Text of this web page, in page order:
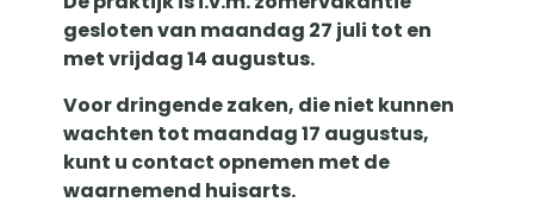
Man
Vrouw
BSN/Sofinr
Adresgegevens
Straatnaam
gesloten van maandag 27 juli tot en
met vrijdag 14 augustus.
Voor dringende zaken, die niet kunnen
wachten tot maandag 17 augustus,
kunt u contact opnemen met de
waarnemend huisarts.